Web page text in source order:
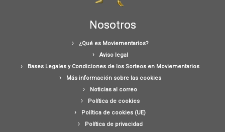
Nosotros
¿Qué es Moviementarios?
Aviso legal
Bases Legales y Condiciones de los Sorteos en Moviementarios
Más información sobre las cookies
Noticias al correo
Política de cookies
Política de cookies (UE)
Política de privacidad